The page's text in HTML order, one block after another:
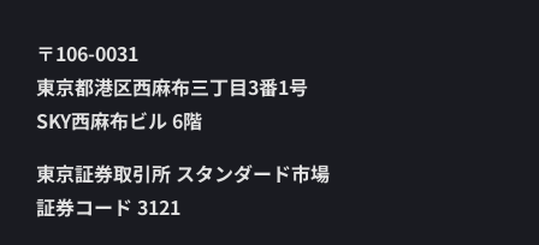
〒106-0031
東京都港区西麻布三丁目3番1号
SKY西麻布ビル 6階
東京証券取引所 スタンダード市場
証券コード 3121